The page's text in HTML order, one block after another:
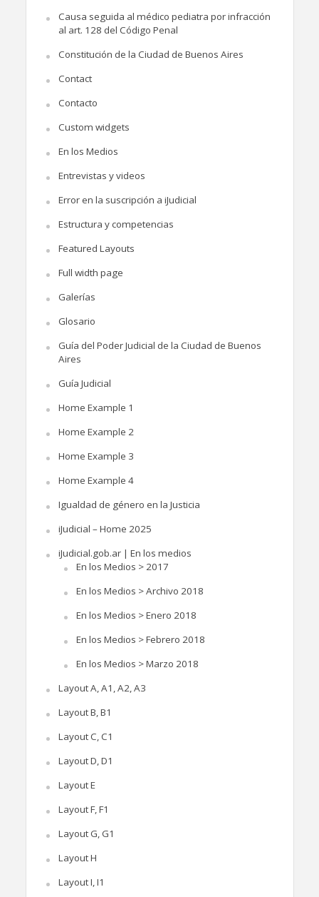
Causa seguida al médico pediatra por infracción
al art. 128 del Código Penal
Constitución de la Ciudad de Buenos Aires
Contact
Contacto
Custom widgets
En los Medios
Entrevistas y videos
Error en la suscripción a iJudicial
Estructura y competencias
Featured Layouts
Full width page
Galerías
Glosario
Guía del Poder Judicial de la Ciudad de Buenos
Aires
Guía Judicial
Home Example 1
Home Example 2
Home Example 3
Home Example 4
Igualdad de género en la Justicia
iJudicial – Home 2025
iJudicial.gob.ar | En los medios
En los Medios > 2017
En los Medios > Archivo 2018
En los Medios > Enero 2018
En los Medios > Febrero 2018
En los Medios > Marzo 2018
Layout A, A1, A2, A3
Layout B, B1
Layout C, C1
Layout D, D1
Layout E
Layout F, F1
Layout G, G1
Layout H
Layout I, I1